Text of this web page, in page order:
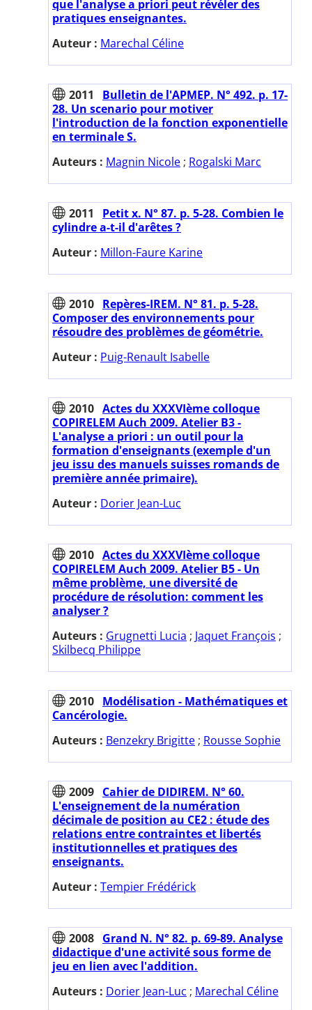
que l'analyse a priori peut révéler des
pratiques enseignantes.
Auteur : Marechal Céline
2011
Bulletin de l'APMEP. N° 492. p. 17-
28. Un scenario pour motiver
l'introduction de la fonction exponentielle
en terminale S.
Auteurs : Magnin Nicole ; Rogalski Marc
2011
Petit x. N° 87. p. 5-28. Combien le
cylindre a-t-il d'arêtes ?
Auteur : Millon-Faure Karine
2010 Repères-IREM. N° 81. p. 5-28.
Composer des environnements pour
résoudre des problèmes de géométrie.
Auteur : Puig-Renault Isabelle
2010 Actes du XXXVIème colloque
COPIRELEM Auch 2009. Atelier B3 -
L'analyse a priori : un outil pour la
formation d'enseignants (exemple d'un
jeu issu des manuels suisses romands de
première année primaire).
Auteur : Dorier Jean-Luc
2010 Actes du XXXVIème colloque
COPIRELEM Auch 2009. Atelier B5 - Un
même problème, une diversité de
procédure de résolution: comment les
analyser ?
Auteurs : Grugnetti Lucia ; Jaquet François ;
Skilbecq Philippe
2010 Modélisation - Mathématiques et
Cancérologie.
Auteurs : Benzekry Brigitte ; Rousse Sophie
2009 Cahier de DIDIREM. N° 60.
L'enseignement de la numération
décimale de position au CE2 : étude des
relations entre contraintes et libertés
institutionnelles et pratiques des
enseignants.
Auteur : Tempier Frédérick
2008 Grand N. N° 82. p. 69-89. Analyse
didactique d'une activité sous forme de
jeu en lien avec l'addition.
Auteurs : Dorier Jean-Luc ; Marechal Céline